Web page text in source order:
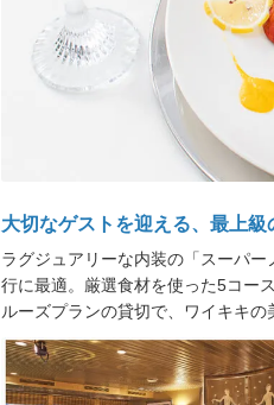
大切なゲストを迎える、最上級
ラグジュアリーな内装の「スーパ
行に最適。 厳選食材を使った5コー
ルーズプランの貸切で、
ワイキキの